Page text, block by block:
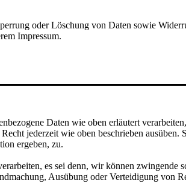
oder Löschung von Daten sowie
Impressum.
Daten wie oben erläutert
jederzeit wie oben beschrieben ausüben.
ergeben, zu.
es sei denn, wir können zwingende
Ausübung oder Verteidigung von